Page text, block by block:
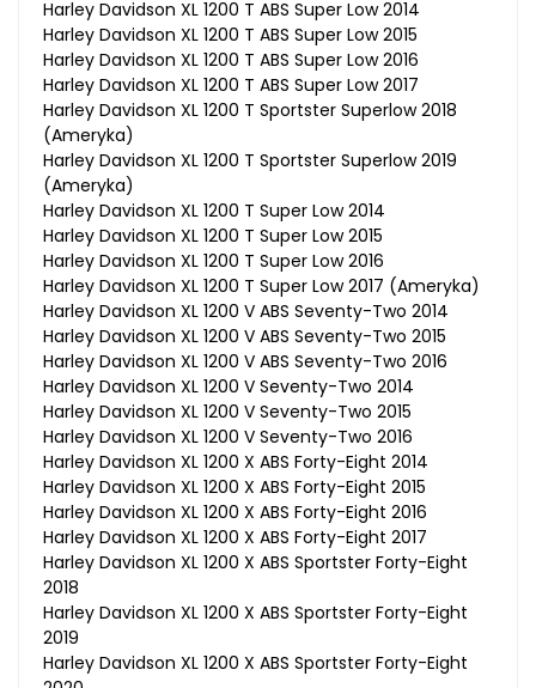
Harley Davidson XL 1200 T ABS Super Low 2014
Harley Davidson XL 1200 T ABS Super Low 2015
Harley Davidson XL 1200 T ABS Super Low 2016
Harley Davidson XL 1200 T ABS Super Low 2017
Harley Davidson XL 1200 T Sportster Superlow 2018
(Ameryka)
Harley Davidson XL 1200 T Sportster Superlow 2019
(Ameryka)
Harley Davidson XL 1200 T Super Low 2014
Harley Davidson XL 1200 T Super Low 2015
Harley Davidson XL 1200 T Super Low 2016
Harley Davidson XL 1200 T Super Low 2017 (Ameryka)
Harley Davidson XL 1200 V ABS Seventy-Two 2014
Harley Davidson XL 1200 V ABS Seventy-Two 2015
Harley Davidson XL 1200 V ABS Seventy-Two 2016
Harley Davidson XL 1200 V Seventy-Two 2014
Harley Davidson XL 1200 V Seventy-Two 2015
Harley Davidson XL 1200 V Seventy-Two 2016
Harley Davidson XL 1200 X ABS Forty-Eight 2014
Harley Davidson XL 1200 X ABS Forty-Eight 2015
Harley Davidson XL 1200 X ABS Forty-Eight 2016
Harley Davidson XL 1200 X ABS Forty-Eight 2017
Harley Davidson XL 1200 X ABS Sportster Forty-Eight
2018
Harley Davidson XL 1200 X ABS Sportster Forty-Eight
2019
Harley Davidson XL 1200 X ABS Sportster Forty-Eight